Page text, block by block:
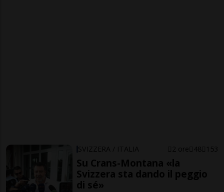
SVIZZERA / ITALIA 2 ore 48 153
Su Crans-Montana «la
Svizzera sta dando il peggio
di sé»